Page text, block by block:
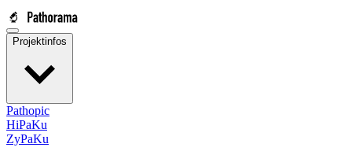
Projektinfos
Pathopic
HiPaKu
ZyPaKu